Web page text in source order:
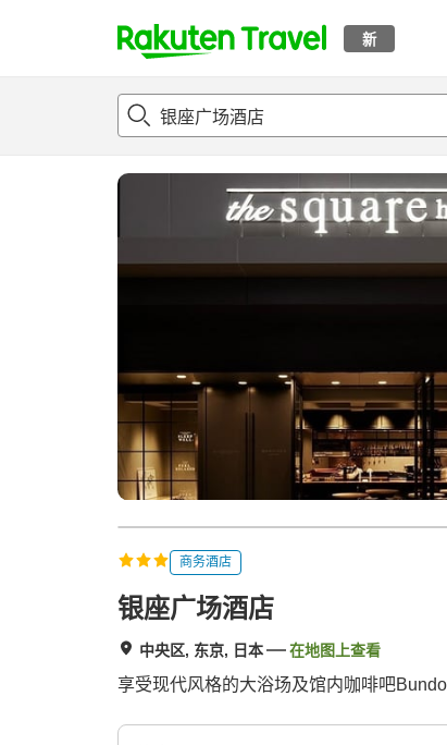
新
t
p
a
s
h
概况 客房及住宿套餐评论
商务酒店
银座广场酒店
中央区, 东京, 日本 在地图上查看
享受现代风格的大浴场及馆内咖啡吧